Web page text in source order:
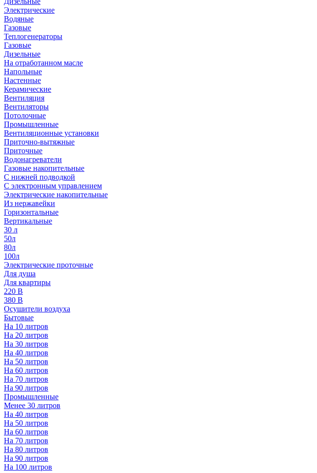
Электрические
Водяные
Газовые
Теплогенераторы
Газовые
Дизельные
На отработанном масле
Напольные
Настенные
Керамические
Вентиляция
Вентиляторы
Потолочные
Промышленные
Вентиляционные установки
Приточно-вытяжные
Приточные
Водонагреватели
Газовые накопительные
С нижней подводкой
С электронным управлением
Электрические накопительные
Из нержавейки
Горизонтальные
Вертикальные
30 л
50л
80л
100л
Электрические проточные
Для душа
Для квартиры
220 В
380 В
Осушители воздуха
Бытовые
На 10 литров
На 20 литров
На 30 литров
На 40 литров
На 50 литров
На 60 литров
На 70 литров
На 90 литров
Промышленные
Менее 30 литров
На 40 литров
На 50 литров
На 60 литров
На 70 литров
На 80 литров
На 90 литров
На 100 литров